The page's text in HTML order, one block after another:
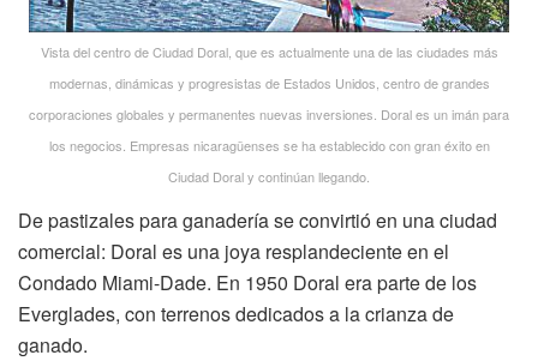
Vista del centro de Ciudad Doral, que es actualmente una de las ciudades más
modernas, dinámicas y progresistas de Estados Unidos, centro de grandes
corporaciones globales y permanentes nuevas inversiones. Doral es un imán para
los negocios. Empresas nicaragüenses se ha establecido con gran éxito en
Ciudad Doral y continúan llegando.
De pastizales para ganadería se convirtió en una ciudad
comercial: Doral es una joya resplandeciente en el
Condado Miami-Dade. En 1950 Doral era parte de los
Everglades, con terrenos dedicados a la crianza de
ganado.